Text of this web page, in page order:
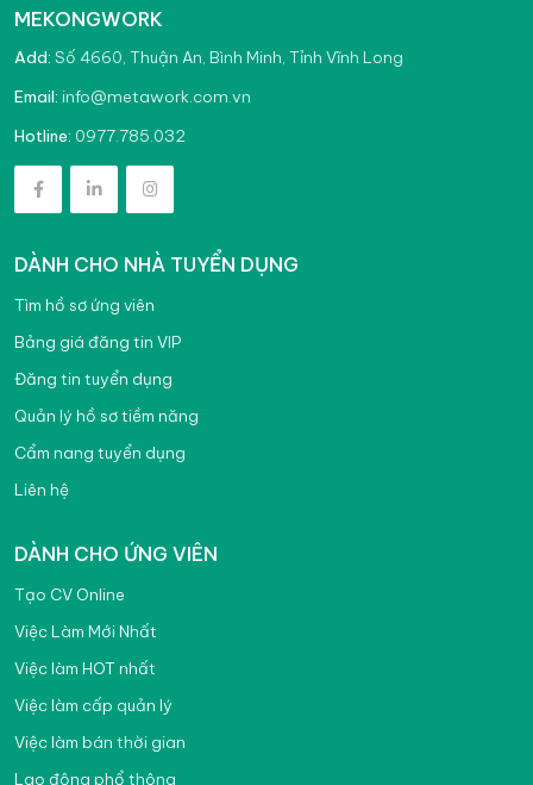
MEKONGWORK
Add: Số 4660, Thuận An, Bình Minh, Tỉnh Vĩnh Long
Email: info@metawork.com.vn
Hotline: 0977.785.032
DÀNH CHO NHÀ TUYỂN DỤNG
Tìm hồ sơ ứng viên
Bảng giá đăng tin VIP
Đăng tin tuyển dụng
Quản lý hồ sơ tiềm năng
Cẩm nang tuyển dụng
Liên hệ
DÀNH CHO ỨNG VIÊN
Tạo CV Online
Việc Làm Mới Nhất
Việc làm HOT nhất
Việc làm cấp quản lý
Việc làm bán thời gian
Lao động phổ thông